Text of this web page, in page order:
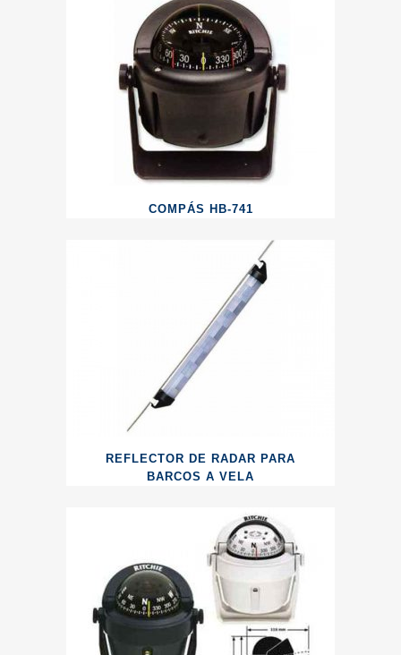
COMPÁS HB-741
REFLECTOR DE RADAR PARA
BARCOS A VELA